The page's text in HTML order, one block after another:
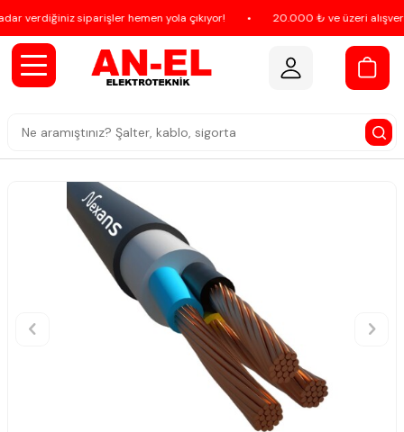
verdiğiniz siparişler hemen yola çıkıyor! 20.000 ₺ ve üzeri